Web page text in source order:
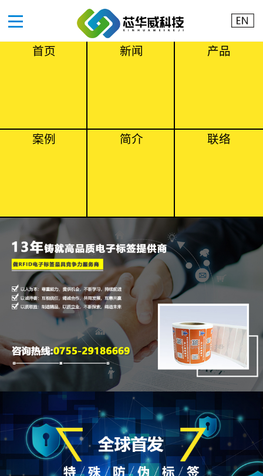
首页 新闻 产品
案例 简介 联络